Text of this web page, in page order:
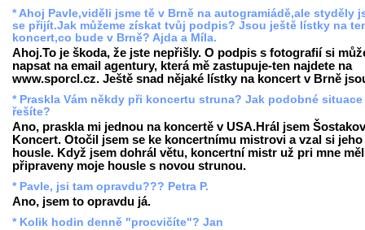
* Ahoj Pavle,viděli jsme tě v Brně na autogramiádě,ale styděly
se přijít.Jak můžeme získat tvůj podpis? Jsou ještě lístky na
koncert,co bude v Brně? Ajda a Míla.
Ahoj.To je škoda, že jste nepřišly. O podpis s fotografií si
napsat na email agentury, která mě zastupuje-ten najdete na
www.sporcl.cz. Ještě snad nějaké lístky na koncert v Brně
* Praskla Vám někdy při koncertu struna? Jak podobné situace
řešíte?
Ano, praskla mi jednou na koncertě v USA.Hrál jsem
Koncert. Otočil jsem se ke koncertnímu mistrovi a vzal si jeho
housle. Když jsem dohrál větu, koncertní mistr už pri mne měl
připraveny moje housle s novou strunou.
* Pavle, jsi tam opravdu??? Petra P.
Ano, jsem to opravdu já.
* Kolik hodin denně "procvičíte"? Jan